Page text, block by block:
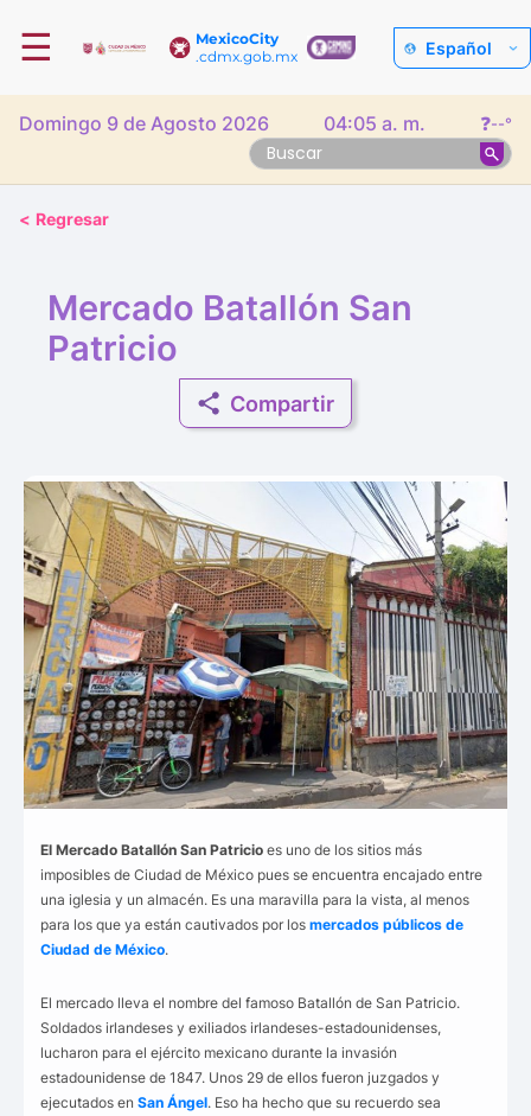
MexicoCity
.cdmx.gob.mx
☰ Español
Domingo 9 de Agosto 2026 04:05 a. m. ❓--°
< Regresar
Mercado Batallón San
Patricio
Compartir
El Mercado Batallón San Patricio es uno de los sitios más
imposibles de Ciudad de México pues se encuentra encajado entre
una iglesia y un almacén. Es una maravilla para la vista, al menos
para los que ya están cautivados por los mercados públicos de
Ciudad de México.
El mercado lleva el nombre del famoso Batallón de San Patricio.
Soldados irlandeses y exiliados irlandeses-estadounidenses,
lucharon para el ejército mexicano durante la invasión
estadounidense de 1847. Unos 29 de ellos fueron juzgados y
ejecutados en San Ángel. Eso ha hecho que su recuerdo sea